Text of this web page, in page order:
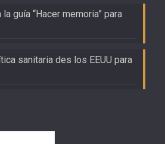
guía “Hacer memoria” para
sanitaria des los EEUU para